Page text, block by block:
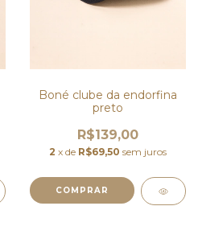
Boné clube da endorfina
preto
R$139,00
2 x de R$69,50 sem juros